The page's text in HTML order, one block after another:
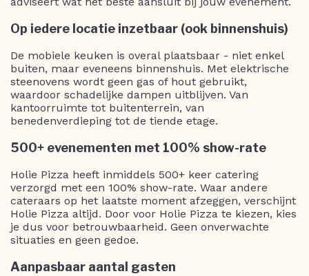
Op iedere locatie inzetbaar (ook binnenshuis)
De mobiele keuken is overal plaatsbaar - niet enkel
buiten, maar eveneens binnenshuis. Met elektrische
steenovens wordt geen gas of hout gebruikt,
waardoor schadelijke dampen uitblijven. Van
kantoorruimte tot buitenterrein, van
benedenverdieping tot de tiende etage.
500+ evenementen met 100% show-rate
Holie Pizza heeft inmiddels 500+ keer catering
verzorgd met een 100% show-rate. Waar andere
cateraars op het laatste moment afzeggen, verschijnt
Holie Pizza altijd. Door voor Holie Pizza te kiezen, kies
je dus voor betrouwbaarheid. Geen onverwachte
situaties en geen gedoe.
Aanpasbaar aantal gasten